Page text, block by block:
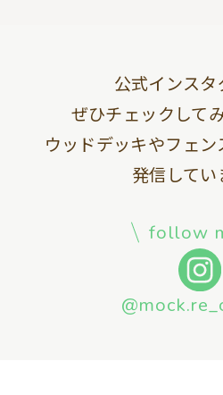
公式インスタ
ぜひチェックして
ウッドデッキやフェ
発信してい
follow